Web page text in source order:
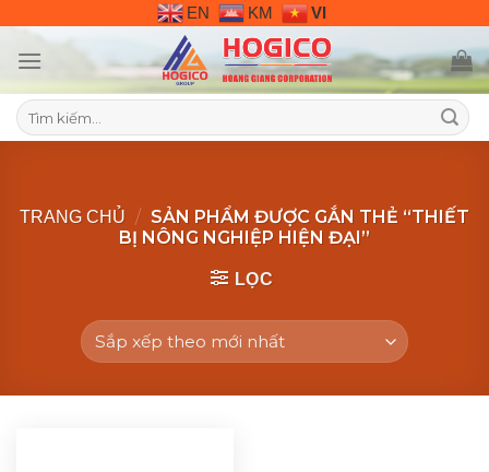
content
EN KM VI
Tìm
kiếm:
TRANG CHỦ / SẢN PHẨM ĐƯỢC GẮN THẺ “THIẾT
BỊ NÔNG NGHIỆP HIỆN ĐẠI”
LỌC